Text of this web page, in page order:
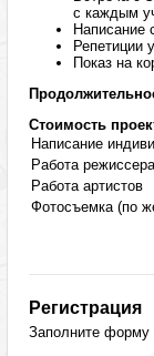
с каждым
Написание
Репетиции
Показ на
Стоимость
Написание
Работа режиссера
Работа артистов
Фотосъемка (по
Регистрация
Заполните форму